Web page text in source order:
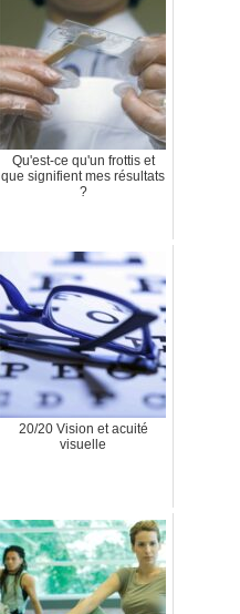
Qu'est-ce qu'un frottis et
que signifient mes résultats
?
20/20 Vision et acuité
visuelle